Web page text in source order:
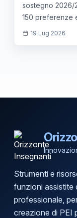
sostegno 2026/
150 preferenze
vincolante.
19 Lug 2026
Strumenti e
funzioni assistite
professionale,
creazione di PEI